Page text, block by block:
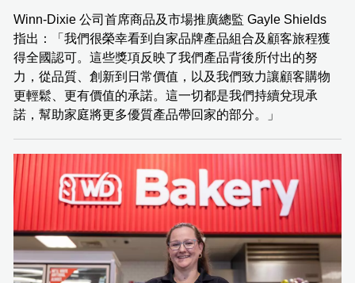
Winn-Dixie 公司首席商品及市場推廣總監 Gayle Shields
指出：「我們很榮幸看到自家品牌產品組合及顧客旅程獲
得全國認可。這些獎項反映了我們產品背後所付出的努
力，從品質、創新到日常價值，以及我們致力讓顧客購物
更輕鬆、更有價值的承諾。這一切都是我們持續兌現承
諾，幫助家庭將更多優質產品帶回家的部分。」